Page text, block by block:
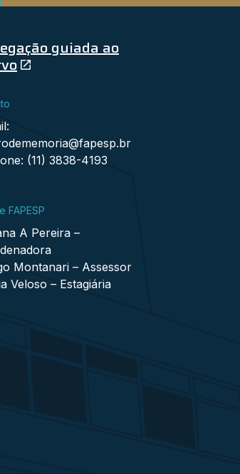
guiada ao
(11) 3838-4193
FAPESP
A Pereira –
Montanari – Assessor
Veloso – Estagiária